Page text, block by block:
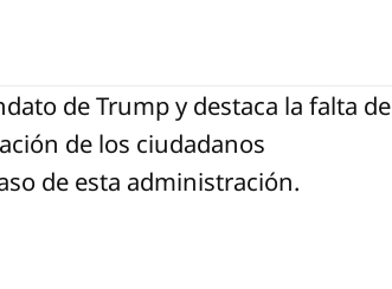
de Trump y destaca la falta de
de los ciudadanos
de esta administración.